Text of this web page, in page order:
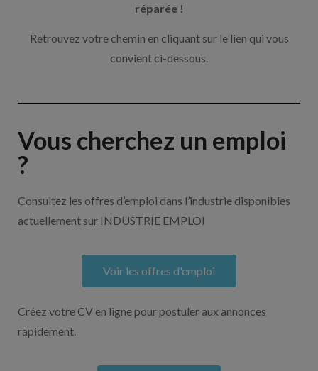
réparée !
Retrouvez votre chemin en cliquant sur le lien qui vous
convient ci-dessous.
Vous cherchez un emploi
?
Consultez les offres d’emploi dans l’industrie disponibles
actuellement sur INDUSTRIE EMPLOI
Voir les offres d'emploi
Créez votre CV en ligne pour postuler aux annonces
rapidement.